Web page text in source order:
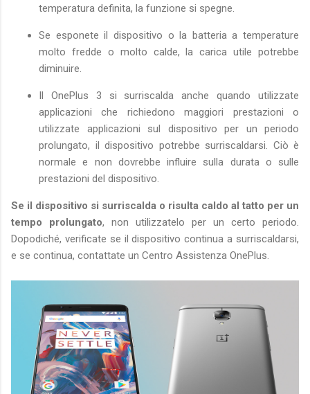
temperatura definita, la funzione si spegne.
Se esponete il dispositivo o la batteria a temperature
molto fredde o molto calde, la carica utile potrebbe
diminuire.
Il OnePlus 3 si surriscalda anche quando utilizzate
applicazioni che richiedono maggiori prestazioni o
utilizzate applicazioni sul dispositivo per un periodo
prolungato, il dispositivo potrebbe surriscaldarsi. Ciò è
normale e non dovrebbe influire sulla durata o sulle
prestazioni del dispositivo.
Se il dispositivo si surriscalda o risulta caldo al tatto per un
tempo prolungato, non utilizzatelo per un certo periodo.
Dopodiché, verificate se il dispositivo continua a surriscaldarsi,
e se continua, contattate un Centro Assistenza OnePlus.